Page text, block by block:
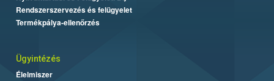
Rendszerszervezés és felügyelet
Termékpálya-ellenőrzés
Ügyintézés
Élelmiszer